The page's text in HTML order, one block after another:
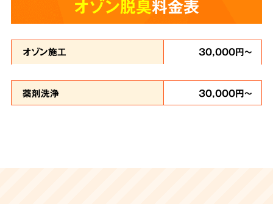
オゾン脱臭料金表
オゾン施工 30,000円～
薬剤洗浄 30,000円～